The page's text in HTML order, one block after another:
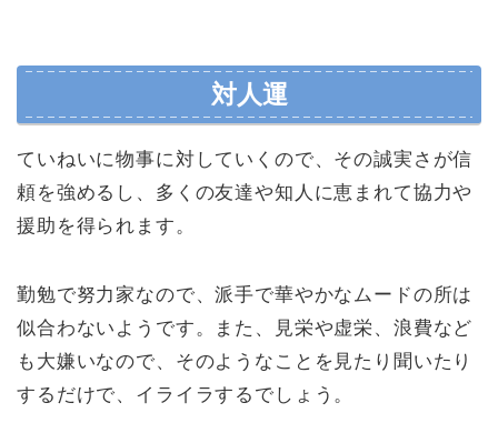
対人運
ていねいに物事に対していくので、その誠実さが信
頼を強めるし、多くの友達や知人に恵まれて協力や
援助を得られます。
勤勉で努力家なので、派手で華やかなムードの所は
似合わないようです。また、見栄や虚栄、浪費など
も大嫌いなので、そのようなことを見たり聞いたり
するだけで、イライラするでしょう。